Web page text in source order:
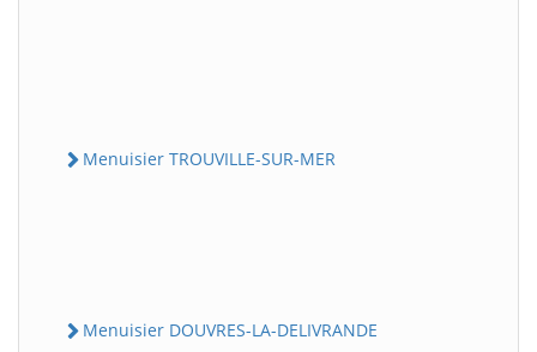
Menuisier TROUVILLE-SUR-MER
Menuisier DOUVRES-LA-DELIVRANDE